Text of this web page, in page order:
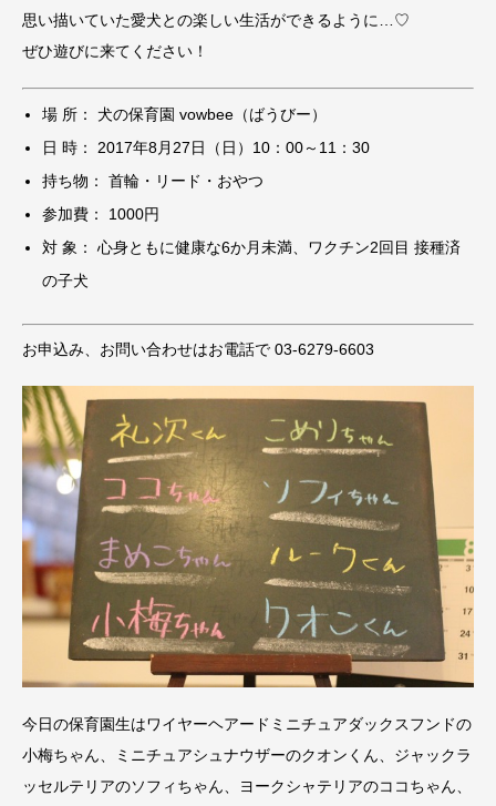
思い描いていた愛犬との楽しい生活ができるように…♡
ぜひ遊びに来てください！
場 所： 犬の保育園 vowbee（ばうびー）
日 時： 2017年8月27日（日）10：00～11：30
持ち物： 首輪・リード・おやつ
参加費： 1000円
対 象： 心身ともに健康な6か月未満、ワクチン2回目 接種済
の子犬
お申込み、お問い合わせはお電話で 03-6279-6603
今日の保育園生はワイヤーヘアードミニチュアダックスフンドの
小梅ちゃん、ミニチュアシュナウザーのクオンくん、ジャックラ
ッセルテリアのソフィちゃん、ヨークシャテリアのココちゃん、